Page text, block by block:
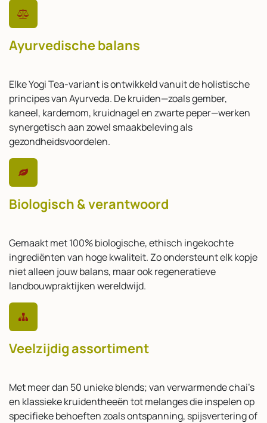
Ayurvedische balans
Elke Yogi Tea-variant is ontwikkeld vanuit de holistische
principes van Ayurveda. De kruiden—zoals gember,
kaneel, kardemom, kruidnagel en zwarte peper—werken
synergetisch aan zowel smaakbeleving als
gezondheidsvoordelen.
Biologisch & verantwoord
Gemaakt met 100% biologische, ethisch ingekochte
ingrediënten van hoge kwaliteit. Zo ondersteunt elk kopje
niet alleen jouw balans, maar ook regeneratieve
landbouwpraktijken wereldwijd.
Veelzijdig assortiment
Met meer dan 50 unieke blends; van verwarmende chai’s
en klassieke kruidentheeën tot melanges die inspelen op
specifieke behoeften zoals ontspanning, spijsvertering of